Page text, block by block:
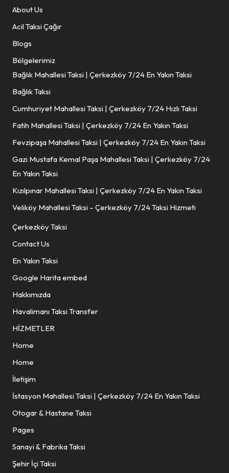
About Us
Acil Taksi Çağır
Blogs
Bölgelerimiz
Bağlık Mahallesi Taksi | Çerkezköy 7/24 En Yakın Taksi
Bağlık Taksi
Cumhuriyet Mahallesi Taksi | Çerkezköy 7/24 Hızlı Taksi
Fatih Mahallesi Taksi | Çerkezköy 7/24 En Yakın Taksi
Fevzipaşa Mahallesi Taksi | Çerkezköy 7/24 En Yakın Taksi
Gazi Mustafa Kemal Paşa Mahallesi Taksi | Çerkezköy 7/24
En Yakın Taksi
Kızılpınar Mahallesi Taksi | Çerkezköy 7/24 En Yakın Taksi
Veliköy Mahallesi Taksi – Çerkezköy 7/24 Taksi Hizmeti
Çerkezköy Taksi
Contact Us
En Yakın Taksi
Google Harita embed
Hakkımızda
Havalimanı Taksi Transfer
HİZMETLER
Home
Home
İletişim
İstasyon Mahallesi Taksi | Çerkezköy 7/24 En Yakın Taksi
Otogar & Hastane Taksi
Pages
Sanayi & Fabrika Taksi
Şehir İçi Taksi